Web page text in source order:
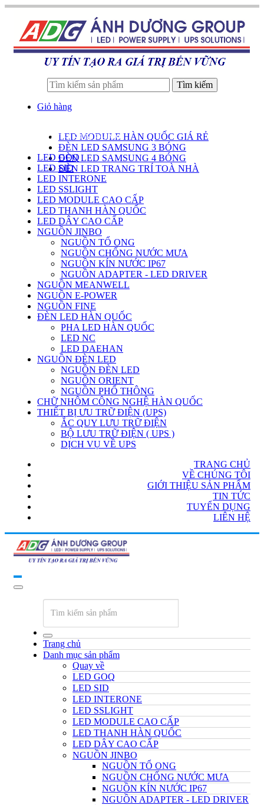
Tìm kiếm
Giỏ hàng
LED MODULE HÀN QUỐC GIÁ RẺ
ĐÈN LED SAMSUNG 3 BÓNG
ĐÈN LED SAMSUNG 4 BÓNG
ĐÈN LED TRANG TRÍ TOÀ NHÀ
DANH SÁCH SẢN PHẨM
LED GOQ
LED SID
LED INTERONE
LED SSLIGHT
LED MODULE CAO CẤP
LED THANH HÀN QUỐC
LED DÂY CAO CẤP
NGUỒN JINBO
NGUỒN TỔ ONG
NGUỒN CHỐNG NƯỚC MƯA
NGUỒN KÍN NƯỚC IP67
NGUỒN ADAPTER - LED DRIVER
NGUỒN MEANWELL
NGUỒN E-POWER
NGUỒN FINE
ĐÈN LED HÀN QUỐC
PHA LED HÀN QUỐC
LED NC
LED DAEHAN
NGUỒN ĐÈN LED
NGUỒN ĐÈN LED
NGUỒN ORIENT
NGUỒN PHỔ THÔNG
CHỮ NHÔM CÔNG NGHỆ HÀN QUỐC
THIẾT BỊ ƯU TRỮ ĐIỆN (UPS)
ẮC QUY LƯU TRỮ ĐIỆN
BỘ LƯU TRỮ ĐIỆN ( UPS )
DỊCH VỤ VỀ UPS
TRANG CHỦ
VỀ CHÚNG TÔI
GIỚI THIỆU SẢN PHẨM
TIN TỨC
TUYỂN DỤNG
LIÊN HỆ
Trang chủ
Danh mục sản phẩm
Quay về
LED GOQ
LED SID
LED INTERONE
LED SSLIGHT
LED MODULE CAO CẤP
LED THANH HÀN QUỐC
LED DÂY CAO CẤP
NGUỒN JINBO
NGUỒN TỔ ONG
NGUỒN CHỐNG NƯỚC MƯA
NGUỒN KÍN NƯỚC IP67
NGUỒN ADAPTER - LED DRIVER